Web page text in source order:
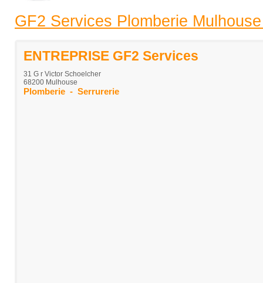
GF2 Services Plomberie
ENTREPRISE GF2 Services
31 G r Victor Schoelcher
68200 Mulhouse
Plomberie - Serrurerie